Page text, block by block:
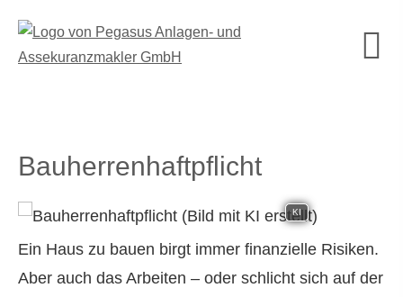
Bau­herren­haft­pflicht
KI
Ein Haus zu bauen birgt immer finanzielle Risiken.
Aber auch das Arbeiten – oder schlicht sich auf der